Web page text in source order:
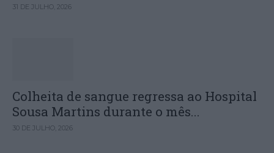
31 DE JULHO, 2026
Colheita de sangue regressa ao Hospital
Sousa Martins durante o mês...
30 DE JULHO, 2026